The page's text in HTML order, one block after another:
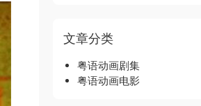
文章分类
粤语动画剧集
粤语动画电影